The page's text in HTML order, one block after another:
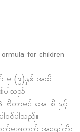
for children
မှ (၉)နှစ် အထိ
ပါသည်။
၊ ဗီတာမင် အေ၊ စီ နှင့်
င်ပါသည်။
တက်မှုအတွက် အရေးကြီး